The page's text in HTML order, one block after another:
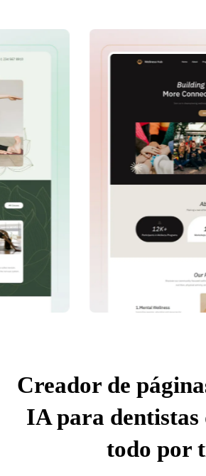
Creador de
IA para dentistas
todo por